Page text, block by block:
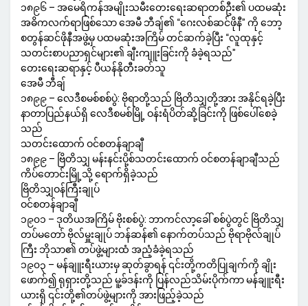
၁၈၉၆ – အမေရိကန်အမျိုးသမီးတေးရေးဆရာတစ်ဦး၏ ပထမဆုံး
အဓိကလက်ရာဖြစ်သော အေမီ ဘီချ်၏ “ဂေးလစ်ဆင်ဖိုနီ” ကို ဘော့
စတွန်ဆင်ဖိုနီအဖွဲ့မှ ပထမဆုံးအကြိမ် တင်ဆက်ခဲ့ပြီး “လူထုနှင့်
သတင်းစာပညာရှင်များ၏ ချီးကျူးခြင်းကို ခံခဲ့ရသည်”
တေးရေးဆရာနှင့် ပီယန်နိုတီးခတ်သူ
အေမီ ဘီချ်
၁၈၉၉ – လေဒီစမစ်စစ်ပွဲ: ဗိုရာတို့သည် ဗြိတိသျှတို့အား အနိုင်ရခဲ့ပြီး
နာတာပြည်နယ်ရှိ လေဒီစမစ်မြို့ ဝန်းရံပိတ်ဆို့ခြင်းကို ဖြစ်ပေါ်စေခဲ့
သည်
သတင်းထောက် ဝင်စတန်ချာချီ
၁၈၉၉ – ဗြိတိသျှ မန်းနင်းပို့စ်သတင်းထောက် ဝင်စတန်ချာချီသည်
ကိပ်တောင်းမြို့သို့ ရောက်ရှိခဲ့သည်
ဗြိတိသျှဝန်ကြီးချုပ်
ဝင်စတန်ချာချီ
၁၉၀၁ – ဒုတိယအကြိမ် ဗိုးစစ်ပွဲ: ဘာကင်လာ့ခေါ် စစ်ပွဲတွင် ဗြိတိသျှ
တပ်မတော် ဗိုလ်မှူးချုပ် ဘန်ဆန်၏ နောက်တပ်သည် ဗိုရာဗိုလ်ချုပ်
ကြီး ဘိုသာ၏ တပ်ဖွဲ့များထံ အညံ့ခံခဲ့ရသည်
၁၉၀၃ – မန်ချူးရီးယားမှ ဆုတ်ခွာရန် ၎င်းတို့ကတိပြုချက်ကို ချိုး
ဖောက်၍ ရုရှားတို့သည် မူ့ခ်ဒန်းကို ပြန်လည်သိမ်းပိုက်ကာ မန်ချူးရီး
ယားရှိ ၎င်းတို့၏တပ်ဖွဲ့များကို အားဖြည့်ခဲ့သည်